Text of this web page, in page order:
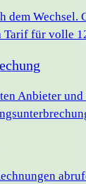
dem Wechsel.
für volle
Anbieter